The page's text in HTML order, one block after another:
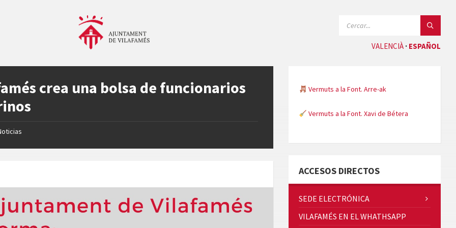
VALENCIÀ ESPAÑOL
crea una bolsa de funcionarios
Vermuts a la Font. Arre-ak
Vermuts a la Font. Xavi de Bétera
Quintà Culroja
ACCESOS DIRECTOS
SEDE ELECTRÓNICA
VILAFAMÉS EN EL WHATHSAPP